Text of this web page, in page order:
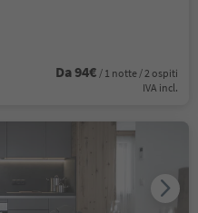
Da 94€ / 1 notte / 2 ospiti
IVA incl.